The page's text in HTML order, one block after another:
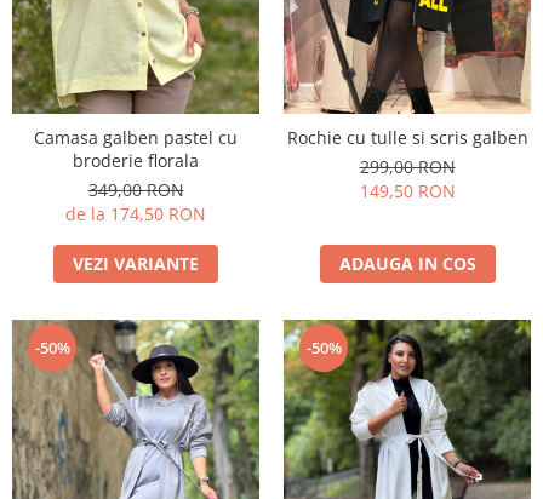
Camasa galben pastel cu
broderie florala
349,00 RON
de la 174,50 RON
VEZI VARIANTE
Rochie cu tulle si scris galben
299,00 RON
149,50 RON
ADAUGA IN COS
-50% -50%